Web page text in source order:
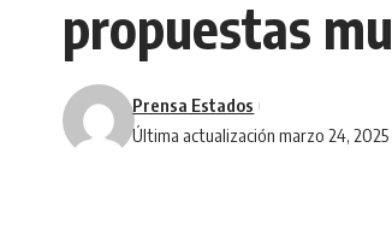
propuestas
Última actualización marzo 24,
Prensa Estados